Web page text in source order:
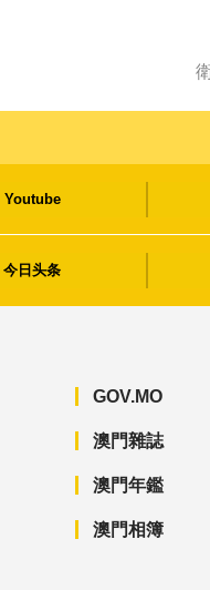
Youtube
今日头条
GOV.MO
澳門雜誌
澳門年鑑
澳門相簿